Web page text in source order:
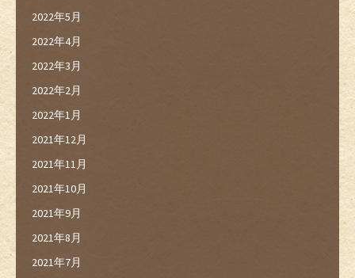
2022年5月
2022年4月
2022年3月
2022年2月
2022年1月
2021年12月
2021年11月
2021年10月
2021年9月
2021年8月
2021年7月